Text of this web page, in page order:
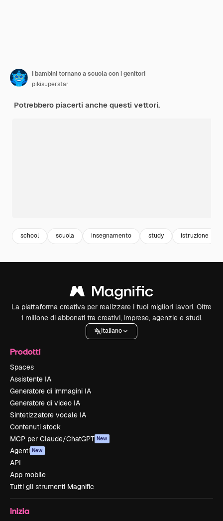
I bambini tornano a scuola con i genitori
pikisuperstar
Potrebbero piacerti anche questi vettori.
school scuola insegnamento study istruzione
La piattaforma creativa per realizzare i tuoi migliori lavori. Oltre
1 milione di abbonati tra creativi, imprese, agenzie e studi.
Italiano
Prodotti
Spaces
Assistente IA
Generatore di immagini IA
Generatore di video IA
Sintetizzatore vocale IA
Contenuti stock
MCP per Claude/ChatGPT New
Agenti New
API
App mobile
Tutti gli strumenti Magnific
Inizia